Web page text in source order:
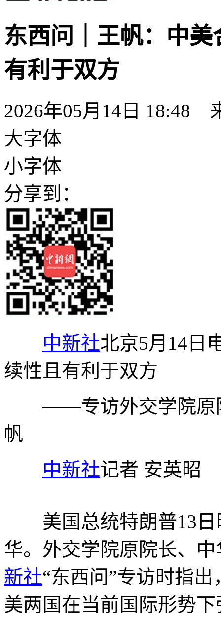
东西问｜王帆：中
有利于双方
2026年05月14日 18:48
大字体
小字体
分享到：
中新社北京5月14日
续性且有利于双方
——专访外交学院原院
帆
中新社记者 安英昭
美国总统特朗普13日
华。外交学院原院长、
新社“东西问”专访时指
美两国在当前国际形势